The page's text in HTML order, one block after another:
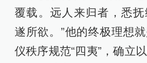
覆载。远人来归者，悉
遂所欲。”他的终极理想
仪秩序规范“四夷”，确立